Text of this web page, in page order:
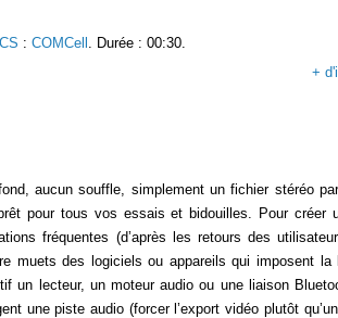
: COMCell
. Durée : 00:30.
+
aucun souffle, simplement un fichier stéréo
pour tous vos essais et bidouilles. Pour créer
fréquentes (d’après les retours des
muets des logiciels ou appareils qui imposent la
un lecteur, un moteur audio ou une liaison
une piste audio (forcer l’export vidéo plutôt